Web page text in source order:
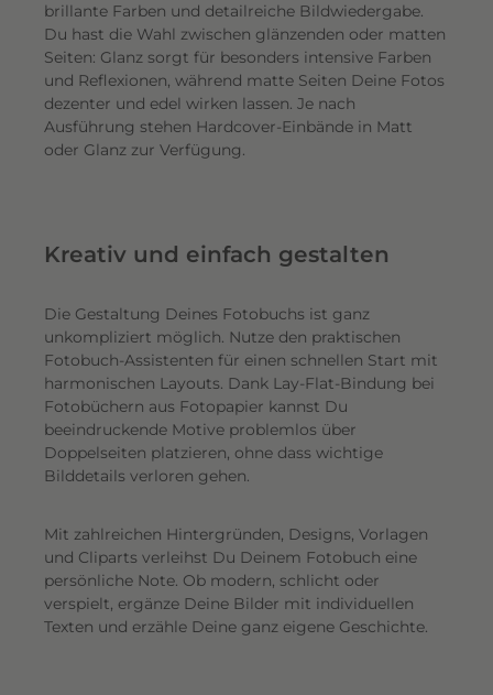
brillante Farben und detailreiche Bildwiedergabe.
Du hast die Wahl zwischen glänzenden oder matten
Seiten: Glanz sorgt für besonders intensive Farben
und Reflexionen, während matte Seiten Deine Fotos
dezenter und edel wirken lassen. Je nach
Ausführung stehen Hardcover-Einbände in Matt
oder Glanz zur Verfügung.
Kreativ und einfach gestalten
Die Gestaltung Deines Fotobuchs ist ganz
unkompliziert möglich. Nutze den praktischen
Fotobuch-Assistenten für einen schnellen Start mit
harmonischen Layouts. Dank Lay-Flat-Bindung bei
Fotobüchern aus Fotopapier kannst Du
beeindruckende Motive problemlos über
Doppelseiten platzieren, ohne dass wichtige
Bilddetails verloren gehen.
Mit zahlreichen Hintergründen, Designs, Vorlagen
und Cliparts verleihst Du Deinem Fotobuch eine
persönliche Note. Ob modern, schlicht oder
verspielt, ergänze Deine Bilder mit individuellen
Texten und erzähle Deine ganz eigene Geschichte.